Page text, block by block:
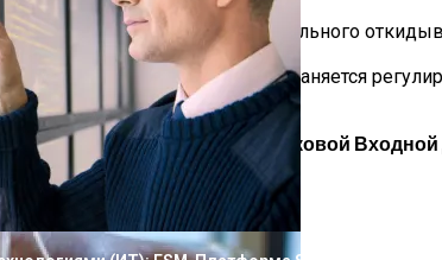
Часов
типа, с функциями вертикального
обслуживания. Усадка устраняется
Установка Пластиковой